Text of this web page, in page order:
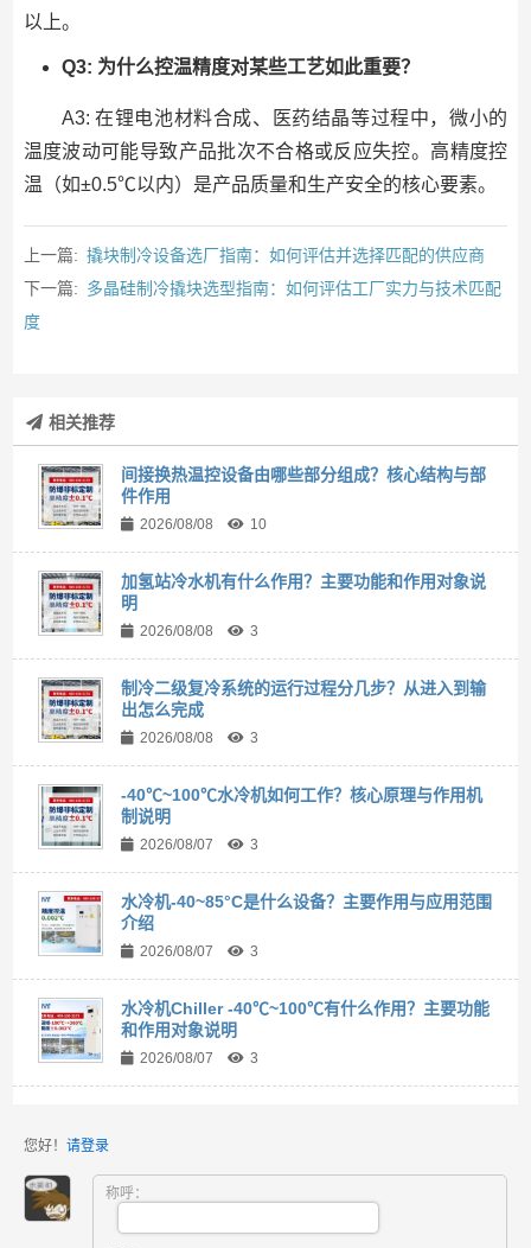
以上。
Q3: 为什么控温精度对某些工艺如此重要？
A3: 在锂电池材料合成、医药结晶等过程中，微小的
温度波动可能导致产品批次不合格或反应失控。高精度控
温（如±0.5℃以内）是产品质量和生产安全的核心要素。
上一篇: 撬块制冷设备选厂指南：如何评估并选择匹配的供应商
下一篇: 多晶硅制冷撬块选型指南：如何评估工厂实力与技术匹配
度
相关推荐
间接换热温控设备由哪些部分组成？核心结构与部
件作用
2026/08/08 10
加氢站冷水机有什么作用？主要功能和作用对象说
明
2026/08/08 3
制冷二级复冷系统的运行过程分几步？从进入到输
出怎么完成
2026/08/08 3
-40℃~100℃水冷机如何工作？核心原理与作用机
制说明
2026/08/07 3
水冷机-40~85°C是什么设备？主要作用与应用范围
介绍
2026/08/07 3
水冷机Chiller -40℃~100℃有什么作用？主要功能
和作用对象说明
2026/08/07 3
您好！ 请登录
称呼：